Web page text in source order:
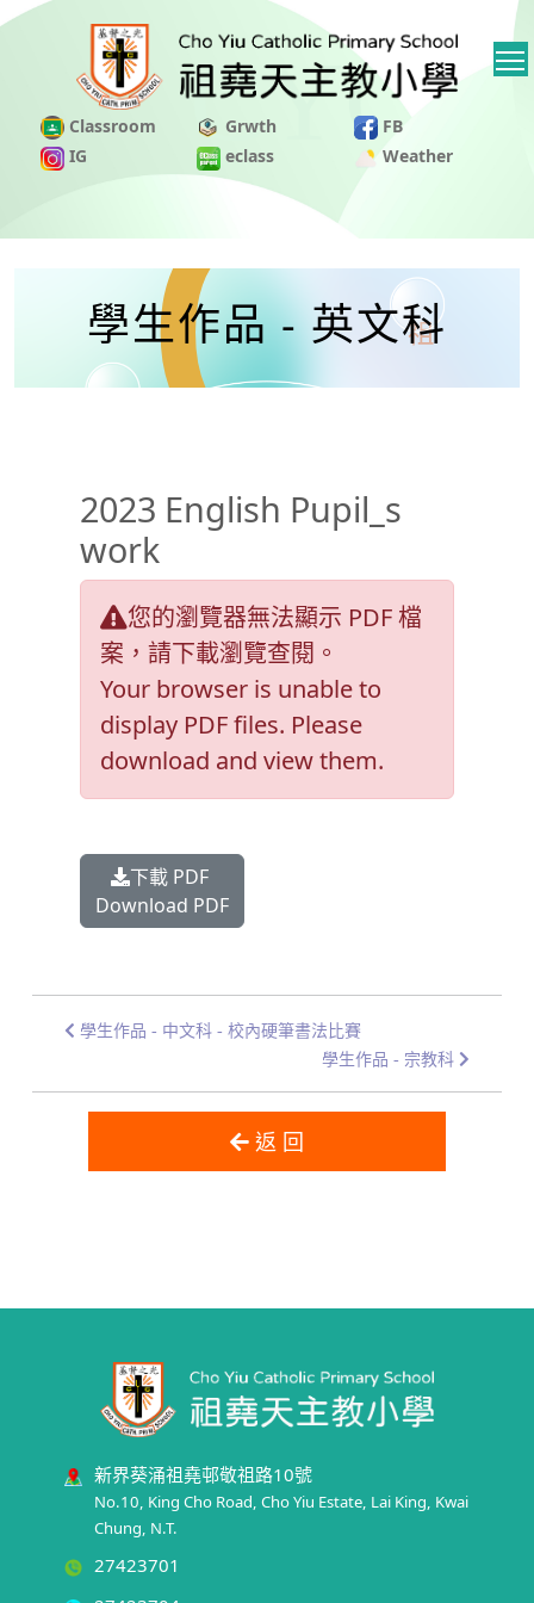
Classroom Grwth
FB
IG
eclass Weather
學生作品 - 英文科
2023 English Pupil_s
work
您的瀏覽器無法顯示 PDF 檔
案，請下載瀏覽查閱。
Your browser is unable to
display PDF files. Please
download and view them.
下載 PDF
Download PDF
學生作品 - 中文科 - 校內硬筆書法比賽
學生作品 - 宗教科
返 回
新界葵涌祖堯邨敬祖路10號
No.10, King Cho Road, Cho Yiu Estate, Lai King, Kwai
Chung, N.T.
27423701